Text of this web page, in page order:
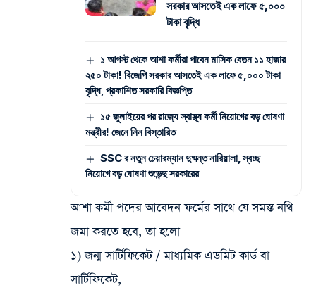
সরকার আসতেই এক লাফে ৫,০০০
টাকা বৃদ্ধি
১ আগস্ট থেকে আশা কর্মীরা পাবেন মাসিক বেতন ১১ হাজার
২৫০ টাকা! বিজেপি সরকার আসতেই এক লাফে ৫,০০০ টাকা
বৃদ্ধি, প্রকাশিত সরকারি বিজ্ঞপ্তি
১৫ জুলাইয়ের পর রাজ্যে স্বাস্থ্য কর্মী নিয়োগের বড় ঘোষণা
মন্ত্রীর! জেনে নিন বিস্তারিত
SSC র নতুন চেয়ারম্যান দুষ্মন্ত নারিয়ালা, স্বচ্ছ
নিয়োগে বড় ঘোষণা শুভেন্দু সরকারের
আশা কর্মী পদের আবেদন ফর্মের সাথে যে সমস্ত নথি
জমা করতে হবে, তা হলো –
১) জন্ম সার্টিফিকেট / মাধ্যমিক এডমিট কার্ড বা
সার্টিফিকেট,